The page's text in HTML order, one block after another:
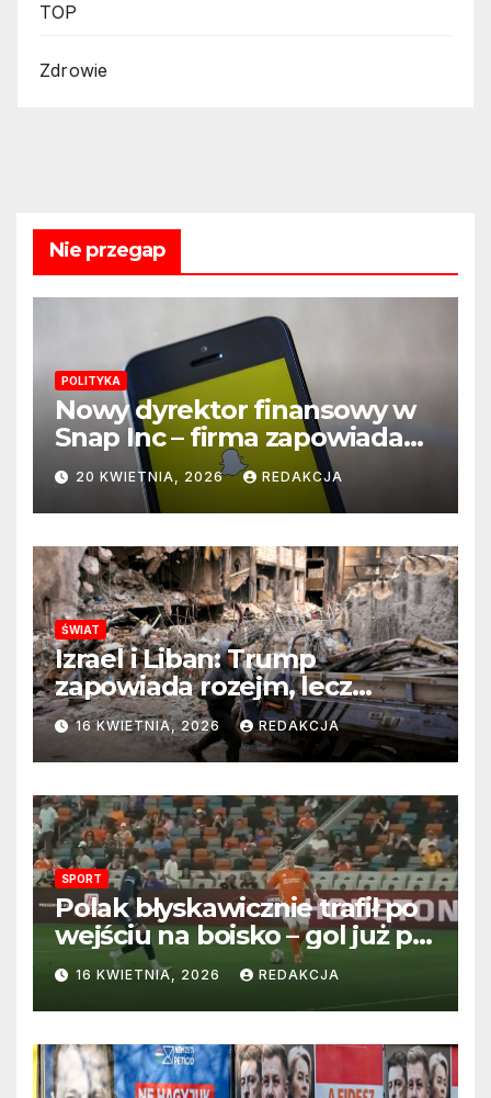
TOP
Zdrowie
Nie przegap
POLITYKA
Nowy dyrektor finansowy w
Snap Inc – firma zapowiada
zmianę na kluczowym
stanowisku
20 KWIETNIA, 2026 REDAKCJA
ŚWIAT
Izrael i Liban: Trump
zapowiada rozejm, lecz
perspektywa zakończenia
wojny wciąż odległa
16 KWIETNIA, 2026 REDAKCJA
SPORT
Polak błyskawicznie trafił po
wejściu na boisko – gol już po
22 sekundach!
16 KWIETNIA, 2026 REDAKCJA